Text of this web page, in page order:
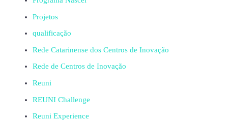
Projetos
qualificação
Rede Catarinense dos Centros de Inovação
Rede de Centros de Inovação
Reuni
REUNI Challenge
Reuni Experience